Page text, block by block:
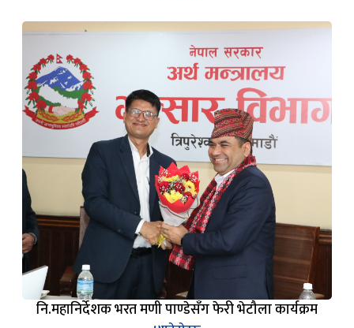
नि.महानिर्देशक भरत मणी पाण्डेसँग फेरी भेटौला कार्यक्रम